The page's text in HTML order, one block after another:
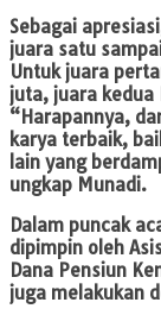
Sebagai
juara satu
Untuk juara
juta, juara kedua
“Harapannya,
karya terbaik,
lain yang
ungkap Munadi.
Dalam puncak
dipimpin oleh
Dana Pensiun
juga melakukan